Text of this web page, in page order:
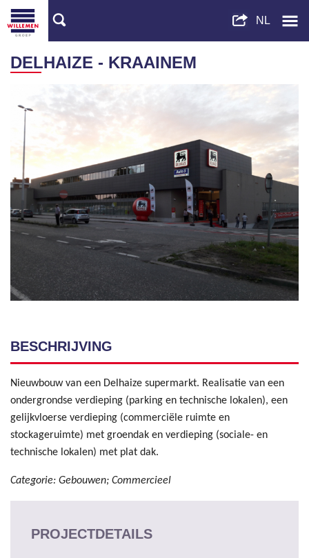
DELHAIZE - KRAAINEM
BESCHRIJVING
Nieuwbouw van een Delhaize supermarkt. Realisatie van een
ondergrondse verdieping (parking en technische lokalen), een
gelijkvloerse verdieping (commerciële ruimte en
stockageruimte) met groendak en verdieping (sociale- en
technische lokalen) met plat dak.
Categorie: Gebouwen; Commercieel
PROJECTDETAILS